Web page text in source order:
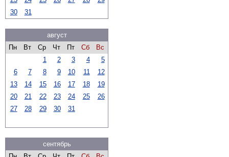
30
31
август
Пн
Вт Ср Чт Пт Сб
Вс
1
2 3 4
5
6
7 8 9 10 11
12
13
14 15 16 17 18
19
20
21 22 23 24 25
26
27
28 29 30 31
сентябрь